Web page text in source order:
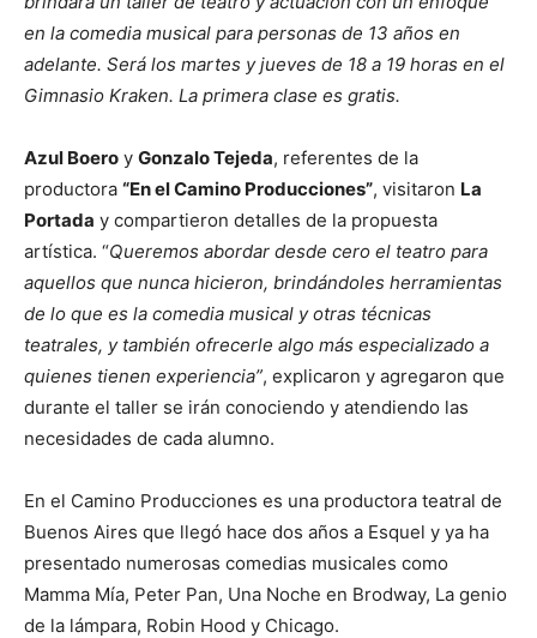
en la comedia musical para personas de 13 años en
adelante. Será los martes y jueves de 18 a 19 horas en el
Gimnasio Kraken. La primera clase es gratis.
Azul Boero y Gonzalo Tejeda, referentes de la
productora “En el Camino Producciones”, visitaron La
Portada y compartieron detalles de la propuesta
artística. “Queremos abordar desde cero el teatro para
aquellos que nunca hicieron, brindándoles herramientas
de lo que es la comedia musical y otras técnicas
teatrales, y también ofrecerle algo más especializado a
quienes tienen experiencia”, explicaron y agregaron que
durante el taller se irán conociendo y atendiendo las
necesidades de cada alumno.
En el Camino Producciones es una productora teatral de
Buenos Aires que llegó hace dos años a Esquel y ya ha
presentado numerosas comedias musicales como
Mamma Mía, Peter Pan, Una Noche en Brodway, La genio
de la lámpara, Robin Hood y Chicago.